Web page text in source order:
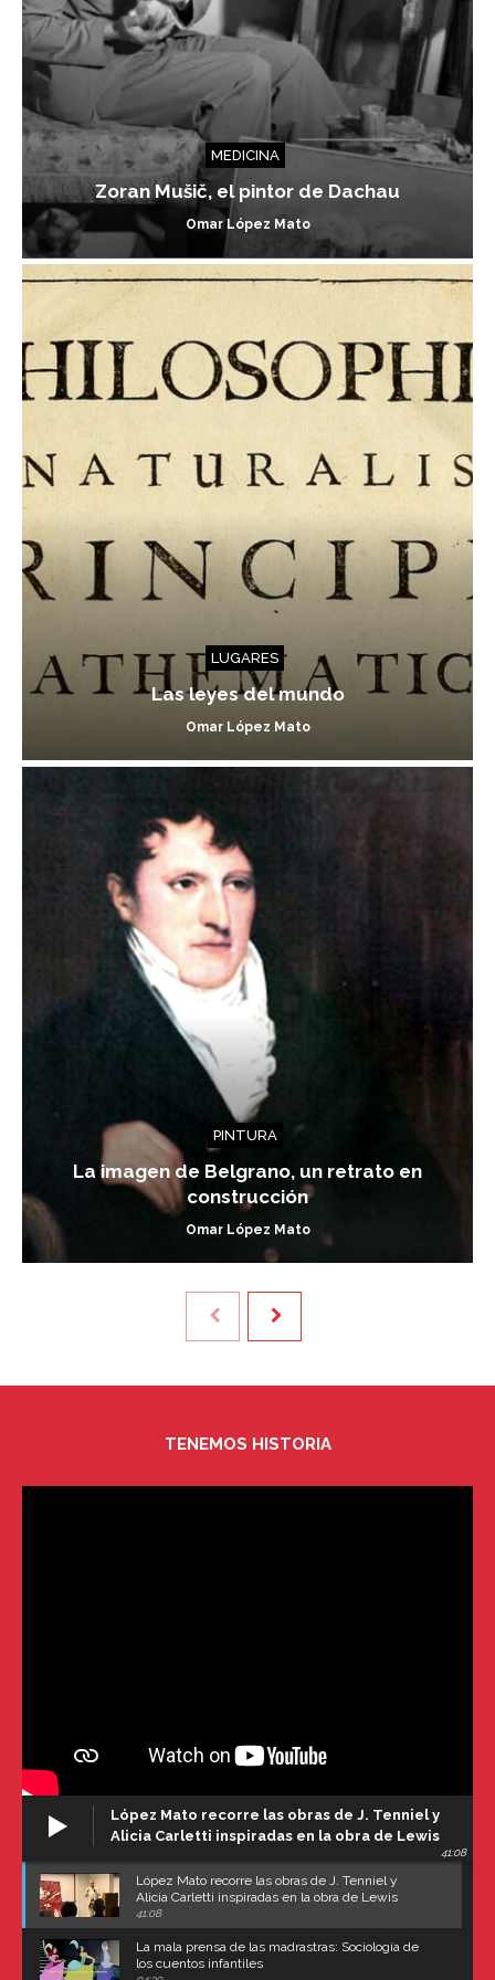
MEDICINA
Zoran Mušič, el pintor de Dachau
Omar López Mato
LUGARES
Las leyes del mundo
Omar López Mato
PINTURA
La imagen de Belgrano, un retrato en
construcción
Omar López Mato
TENEMOS HISTORIA
López Mato recorre las obras de J. Tenniel y
Alicia Carletti inspiradas en la obra de Lewis
41:08
López Mato recorre las obras de J. Tenniel y
Alicia Carletti inspiradas en la obra de Lewis
Carroll
41:08
La mala prensa de las madrastras: Sociología de
los cuentos infantiles